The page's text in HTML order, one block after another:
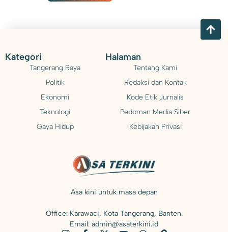
Kategori
Tangerang Raya
Politik
Ekonomi
Teknologi
Gaya Hidup
Halaman
Tentang Kami
Redaksi dan Kontak
Kode Etik Jurnalis
Pedoman Media Siber
Kebijakan Privasi
Asa kini untuk masa depan
Office: Karawaci, Kota Tangerang, Banten.
Email: admin@asaterkini.id